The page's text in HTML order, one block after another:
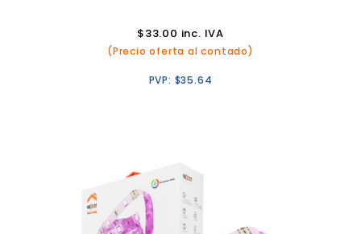
$33.00 inc. IVA
(Precio oferta al contado)
PVP: $35.64